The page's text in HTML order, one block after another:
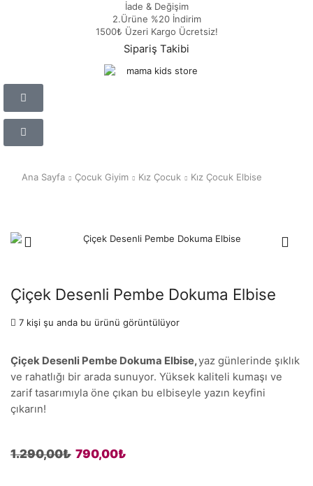
İade & Değişim
2.Ürüne %20 İndirim
1500₺ Üzeri Kargo Ücretsiz!
Sipariş Takibi
Ana Sayfa Çocuk Giyim Kız Çocuk Kız Çocuk Elbise
Çiçek Desenli Pembe Dokuma Elbise
7 kişi şu anda bu ürünü görüntülüyor
Çiçek Desenli Pembe Dokuma Elbise,yaz günlerinde şıklık
ve rahatlığı bir arada sunuyor. Yüksek kaliteli kumaşı ve
zarif tasarımıyla öne çıkan bu elbiseyle yazın keyfini
çıkarın!
1.290,00₺ 790,00₺